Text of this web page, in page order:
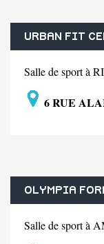
URBAN FIT
Salle de sport à
6 RUE
OLYMPIA
Salle de sport à